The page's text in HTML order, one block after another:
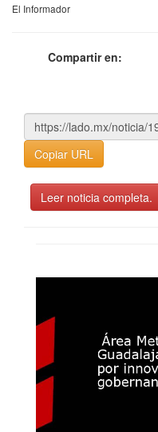
El Informador
Compartir en:
Copiar URL
Leer noticia completa.